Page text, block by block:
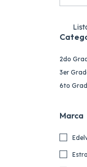
2do
3er
6to
Marca